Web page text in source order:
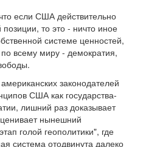
если США действительно
то это - ничто иное
системе ценностей,
всему миру - демократия,
законодателей
США как государства-
лишний раз доказывает
нынешний
голой геополитики", где
система отодвинута далеко